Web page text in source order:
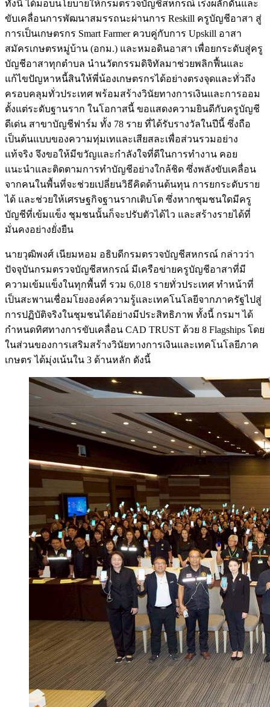
ทั้งนี้ ได้มอบนโยบายให้กรมตรวจบัญชีสหกรณ์ เร่งผลักดันและ
ขับเคลื่อนการพัฒนาสมรรถนะผ่านการ Reskill ครูบัญชีอาสา สู่
การเป็นเกษตรกร Smart Farmer ควบคู่กับการ Upskill อาสา
สมัครเกษตรหมู่บ้าน (อกม.) และหมอดินอาสา เพื่อยกระดับสู่ครู
บัญชีอาสาทุกตำบล นำนวัตกรรมดิจิทัลมาช่วยพลิกฟื้นและ
แก้ไขปัญหาหนี้สินให้พี่น้องเกษตรกรได้อย่างตรงจุดและทั่วถึง
ครอบคลุมทั่วประเทศ พร้อมสร้างวินัยทางการเงินและการออม
ตั้งแต่ระดับฐานราก ในโอกาสนี้ ขอแสดงความยินดีกับครูบัญชี
ดีเด่น สาขาบัญชีฟาร์ม ทั้ง 78 ราย ที่ได้รับรางวัลในปีนี้ ซึ่งถือ
เป็นต้นแบบของความทุ่มเทและเสียสละเพื่อส่วนรวมอย่าง
แท้จริง จึงขอให้มีขวัญและกำลังใจที่ดีในการทำงาน คอย
แนะนำและติดตามการทำบัญชีอย่างใกล้ชิด ซึ่งพลังขับเคลื่อน
จากคนในพื้นที่จะช่วยเปลี่ยนวิธีคิดด้านต้นทุน การยกระดับราย
ได้ และช่วยให้เศรษฐกิจฐานรากเติบโต ซึ่งหากชุมชนใดมีครู
บัญชีที่เข้มแข็ง ชุมชนนั้นก็จะปรับตัวได้ไว และสร้างรายได้ที่
มั่นคงอย่างยั่งยืน
นายวุฒิพงศ์ เนียมหอม อธิบดีกรมตรวจบัญชีสหกรณ์ กล่าวว่า
ปัจจุบันกรมตรวจบัญชีสหกรณ์ มีเครือข่ายครูบัญชีอาสาที่มี
ความเข้มแข็งในทุกพื้นที่ รวม 6,018 รายทั่วประเทศ ทำหน้าที่
เป็นสะพานเชื่อมโยงองค์ความรู้และเทคโนโลยีจากภาครัฐไปสู่
การปฏิบัติจริงในชุมชนได้อย่างมีประสิทธิภาพ ทั้งนี้ กรมฯ ได้
กำหนดทิศทางการขับเคลื่อน CAD TRUST ด้วย 8 Flagships โดย
ในส่วนของการเสริมสร้างวินัยทางการเงินและเทคโนโลยีภาค
เกษตร ได้มุ่งเน้นใน 3 ด้านหลัก ดังนี้